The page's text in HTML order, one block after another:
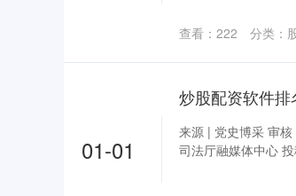
查看： 222 分类：
01-01
来源 | 党史博采 审
司法厅融媒体中心